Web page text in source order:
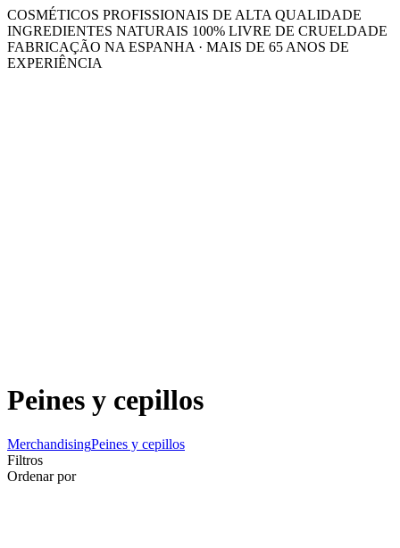
COSMÉTICOS PROFISSIONAIS DE ALTA QUALIDADE
INGREDIENTES NATURAIS 100% LIVRE DE CRUELDADE
FABRICAÇÃO NA ESPANHA · MAIS DE 65 ANOS DE
EXPERIÊNCIA
Peines y cepillos
MerchandisingPeines y cepillos
Filtros
Ordenar por